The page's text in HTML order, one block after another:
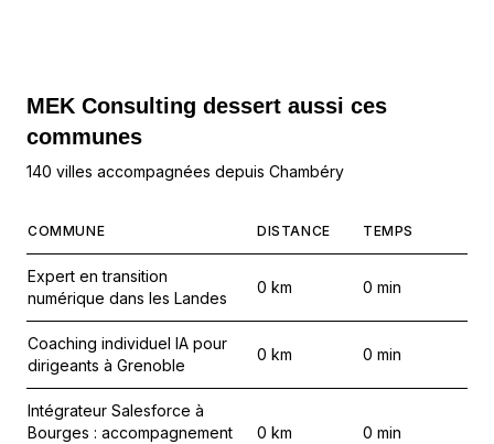
MEK Consulting dessert aussi ces
communes
140 villes accompagnées depuis Chambéry
COMMUNE DISTANCE TEMPS
Expert en transition
numérique dans les Landes
0 km 0 min
Coaching individuel IA pour
dirigeants à Grenoble
0 km 0 min
Intégrateur Salesforce à
Bourges : accompagnement
0 km 0 min